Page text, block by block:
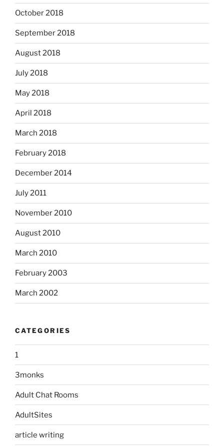
October 2018
September 2018
August 2018
July 2018
May 2018
April 2018
March 2018
February 2018
December 2014
July 2011
November 2010
August 2010
March 2010
February 2003
March 2002
CATEGORIES
1
3monks
Adult Chat Rooms
AdultSites
article writing